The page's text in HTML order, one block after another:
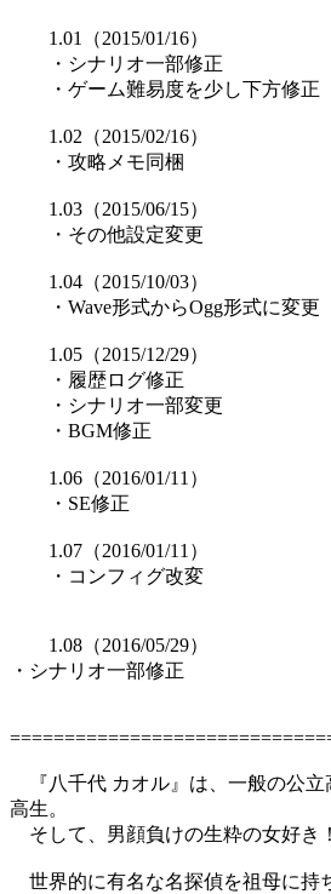
1.01（2015/01/16）
・シナリオ一部修正
・ゲーム難易度を少し下方修正
1.02（2015/02/16）
・攻略メモ同梱
1.03（2015/06/15）
・その他設定変更
1.04（2015/10/03）
・Wave形式からOgg形式に変更
1.05（2015/12/29）
・履歴ログ修正
・シナリオ一部変更
・BGM修正
1.06（2016/01/11）
・SE修正
1.07（2016/01/11）
・コンフィグ改変
1.08（2016/05/29）
・シナリオ一部修正
『八千代 カオル』は、一般の公立
高生。
そして、男顔負けの生粋の女好き！
世界的に有名な名探偵を祖母に持